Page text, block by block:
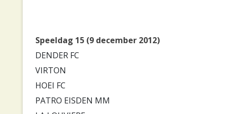
Speeldag 15 (9 december 2012)
DENDER FC
VIRTON
HOEI FC
PATRO EISDEN MM